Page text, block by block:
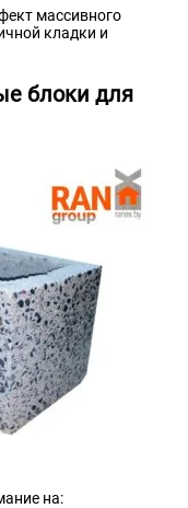
массивного
кладки и
блоки для
на: